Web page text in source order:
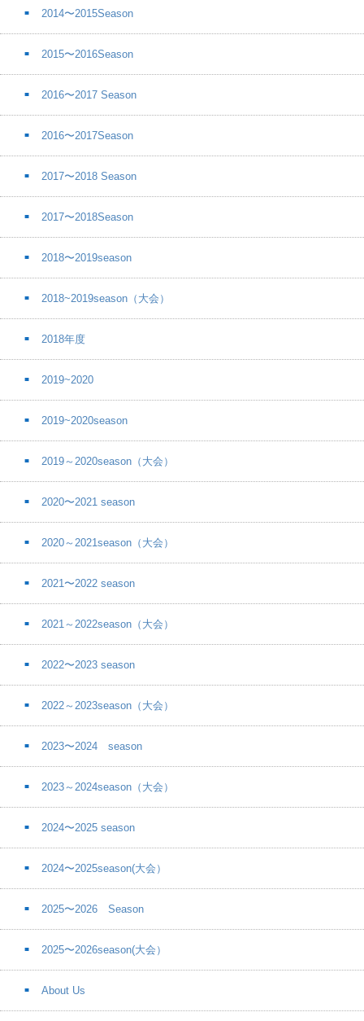
2014〜2015Season
2015〜2016Season
2016〜2017 Season
2016〜2017Season
2017〜2018 Season
2017〜2018Season
2018〜2019season
2018~2019season（大会）
2018年度
2019~2020
2019~2020season
2019～2020season（大会）
2020〜2021 season
2020～2021season（大会）
2021〜2022 season
2021～2022season（大会）
2022〜2023 season
2022～2023season（大会）
2023〜2024 season
2023～2024season（大会）
2024〜2025 season
2024〜2025season(大会）
2025〜2026 Season
2025〜2026season(大会）
About Us